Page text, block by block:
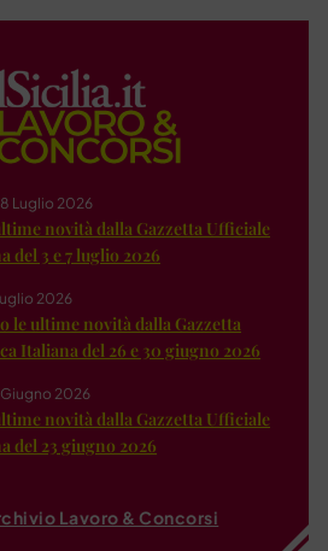
Luglio 2026
novità dalla Gazzetta Ufficiale
del 3 e 7 luglio 2026
2026
le ultime novità dalla Gazzetta
Italiana del 26 e 30 giugno 2026
2026
novità dalla Gazzetta Ufficiale
del 23 giugno 2026
Lavoro & Concorsi